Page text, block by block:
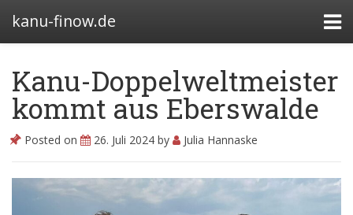
kanu-finow.de
Satzung
Kanu-Doppelweltmeister
kommt aus Eberswalde
Posted on 26. Juli 2024 by Julia Hannaske